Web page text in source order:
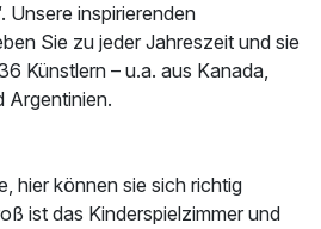
Unsere inspirierenden
Sie zu jeder Jahreszeit und sie
Künstlern – u.a. aus Kanada,
Argentinien.
hier können sie sich richtig
ist das Kinderspielzimmer und